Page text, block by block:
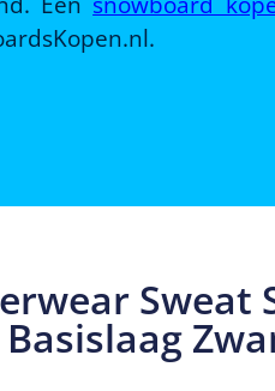
Sweat